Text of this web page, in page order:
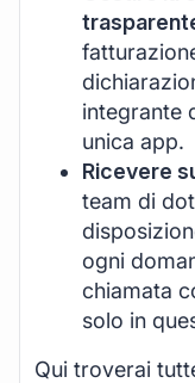
integrante
unica app.
Ricevere
team di
ogni
chiamata
solo in
Qui troverai